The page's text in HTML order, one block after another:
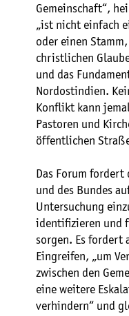
Gemeinschaft“,
„ist nicht einfach
oder einen
christlichen
und das
Nordostindien.
Konflikt kann
Pastoren und
öffentlichen
Das Forum
und des Bundes
Untersuchung
identifizieren und
sorgen. Es fordert
Eingreifen, „um
zwischen den
eine weitere
verhindern“ und